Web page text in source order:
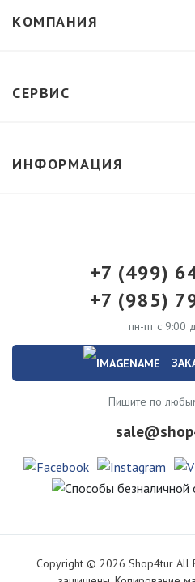
КОМПАНИЯ
СЕРВИС
ИНФОРМАЦИЯ
+7 (499)
+7 (985)
пн-пт с 9:00
Пишите по
Copyright © 2026 Shop4tur All